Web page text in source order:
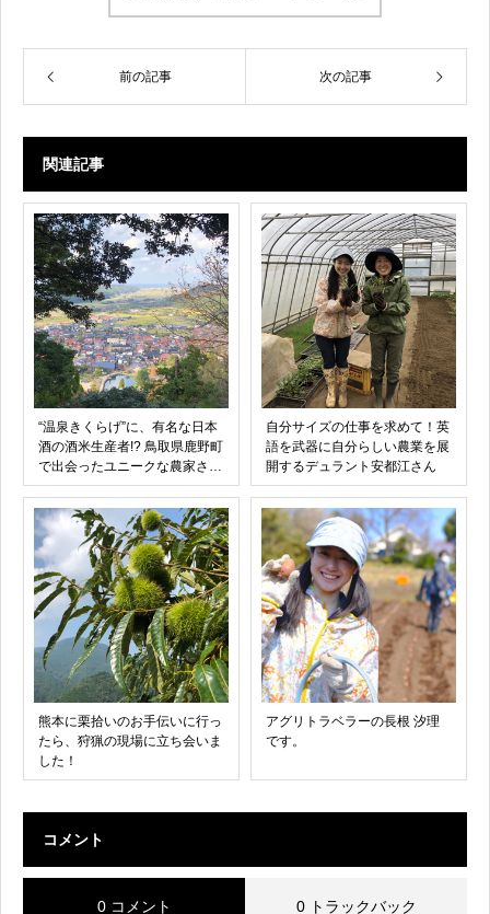
前の記事 次の記事
関連記事
“温泉きくらげ”に、有名な日本
酒の酒米生産者!? 鳥取県鹿野町
で出会ったユニークな農家さん
たち
自分サイズの仕事を求めて！英
語を武器に自分らしい農業を展
開するデュラント安都江さん
熊本に栗拾いのお手伝いに行っ
たら、狩猟の現場に立ち会いま
した！
アグリトラベラーの長根 汐理
です。
コメント
0 コメント 0 トラックバック